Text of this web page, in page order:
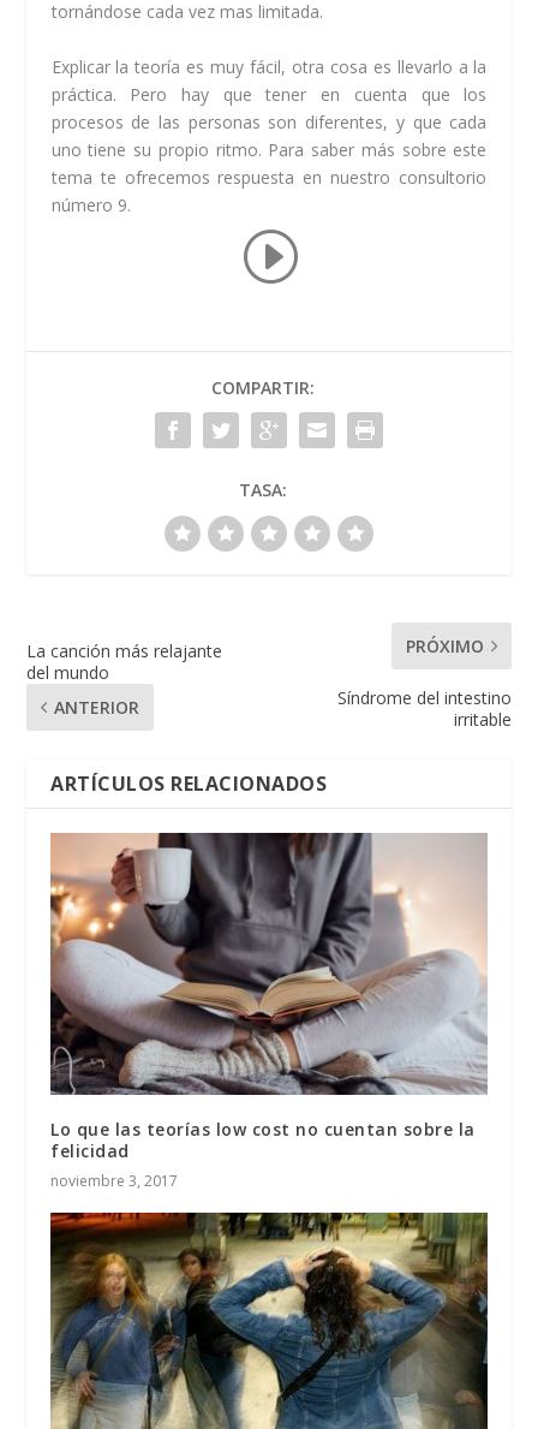
tornándose cada vez mas limitada.
Explicar la teoría es muy fácil, otra cosa es llevarlo a la
práctica. Pero hay que tener en cuenta que los
procesos de las personas son diferentes, y que cada
uno tiene su propio ritmo. Para saber más sobre este
tema te ofrecemos respuesta en nuestro consultorio
número 9.
COMPARTIR:
TASA:
La canción más relajante
del mundo
ANTERIOR
PRÓXIMO
Síndrome del intestino
irritable
ARTÍCULOS RELACIONADOS
Lo que las teorías low cost no cuentan sobre la
felicidad
noviembre 3, 2017